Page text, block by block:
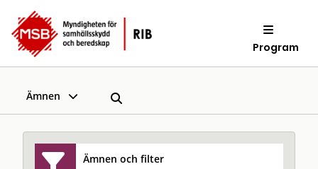
Program
Ämnen
Ämnen och filter